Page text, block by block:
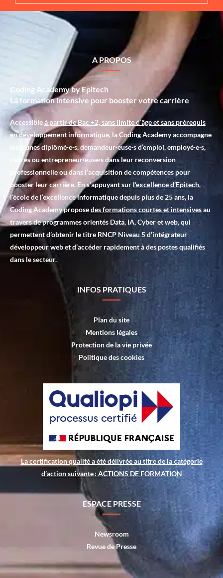
A PROPOS
Coding Academy by Epitech
La formation intensive pour booster votre carrière
Accessibleà partir de Bac +2, sans limite d’âge et sans prérequis
en développement informatique, la Coding Academy accompagne
les jeunes diplômé·e·s, demandeur·euse·s d’emploi, employé·e·s,
cadres ou entrepreneur·euse·s dans leur reconversion
professionnelle ou dans l’acquisition de compétences pour
booster leur carrière. En s’appuyant sur l’excellence d’Epitech,
l’école de l’excellence informatique depuis plus de 25 ans, la
Coding Academy proposedes formations courtes et intensivesau
travers de programmes orientés Data, IA, Cyber et web, qui
permettent d’obtenir le titre RNCP Niveau 5 d’intégrateur
développeur web et d’accéder rapidement à des postes qualifiés
dans le secteur.
INFOS PRATIQUES
Plan du site
Mentions légales
Protection de la vie privée
Politique des cookies
La certification qualité a été délivrée au titre de la catégorie
d’action suivante : ACTIONS DE FORMATION
ESPACE PRESSE
Newsroom
Revue de Presse